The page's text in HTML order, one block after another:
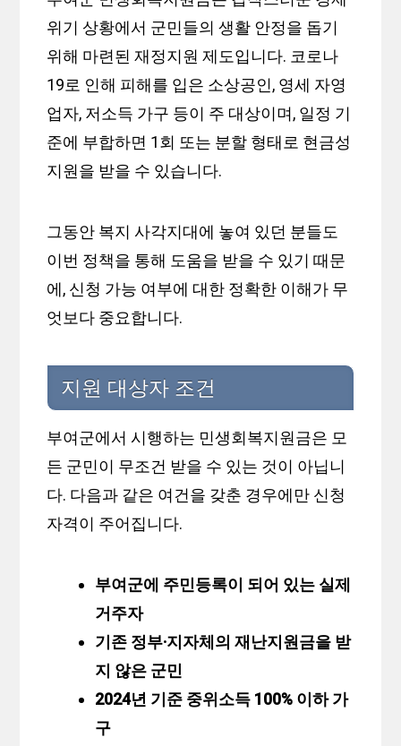
위기 상황에서 군민들의 생활 안정을 돕기
위해 마련된 재정지원 제도입니다. 코로나
19로 인해 피해를 입은 소상공인, 영세 자영
업자, 저소득 가구 등이 주 대상이며, 일정 기
준에 부합하면 1회 또는 분할 형태로 현금성
지원을 받을 수 있습니다.
그동안 복지 사각지대에 놓여 있던 분들도
이번 정책을 통해 도움을 받을 수 있기 때문
에, 신청 가능 여부에 대한 정확한 이해가 무
엇보다 중요합니다.
지원 대상자 조건
부여군에서 시행하는 민생회복지원금은 모
든 군민이 무조건 받을 수 있는 것이 아닙니
다. 다음과 같은 여건을 갖춘 경우에만 신청
자격이 주어집니다.
부여군에 주민등록이 되어 있는 실제
거주자
기존 정부·지자체의 재난지원금을 받
지 않은 군민
2024년 기준 중위소득 100% 이하 가
구